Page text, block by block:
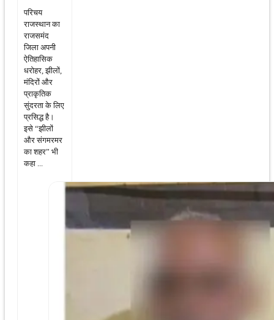
परिचय
राजस्थान का
राजसमंद
जिला अपनी
ऐतिहासिक
धरोहर, झीलों,
मंदिरों और
प्राकृतिक
सुंदरता के लिए
प्रसिद्ध है।
इसे “झीलों
और संगमरमर
का शहर” भी
कहा ...